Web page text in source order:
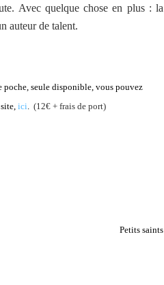
Avec quelque chose en plus : la
auteur de talent.
seule disponible, vous pouvez
ici (12€ + frais de port)
Petits saints